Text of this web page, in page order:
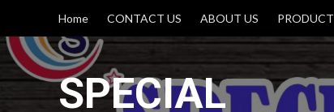
content
Home CONTACT US ABOUT US PRODUCT
SPECIAL